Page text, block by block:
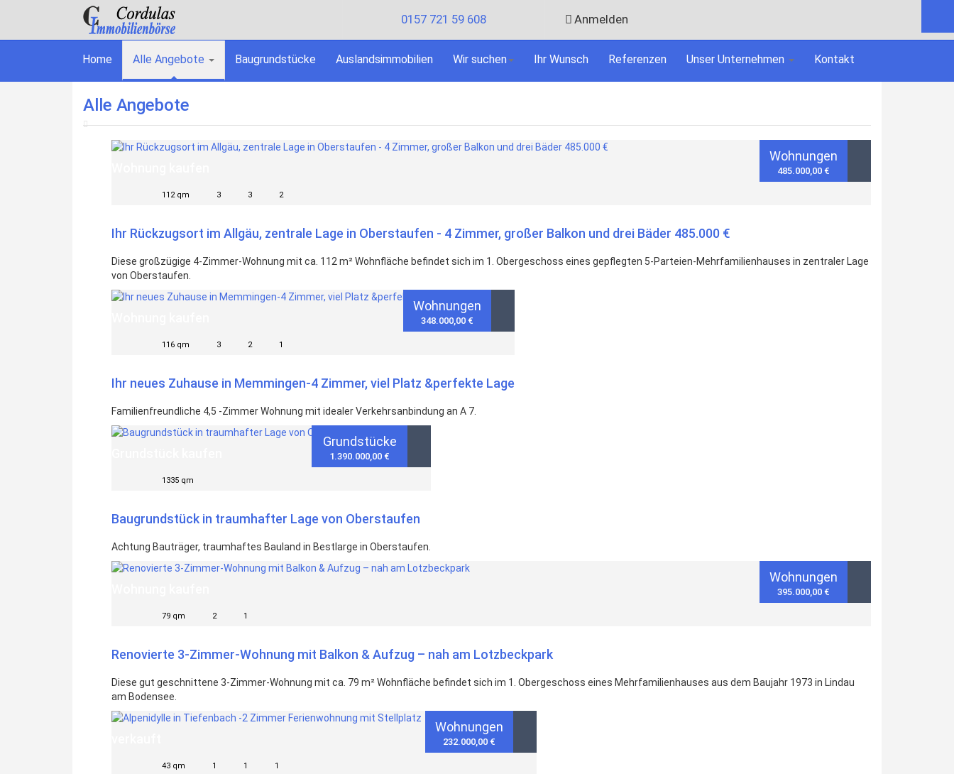
0157 721 59 608 Anmelden
Home Alle Angebote Baugrundstücke Auslandsimmobilien Wir suchen Ihr Wunsch Referenzen Unser Unternehmen Kontakt
Alle Angebote
Wohnungen
485.000,00 €
112 qm 3 3 2
Ihr Rückzugsort im Allgäu, zentrale Lage in Oberstaufen - 4 Zimmer, großer Balkon und drei Bäder 485.000 €
Diese großzügige 4-Zimmer-Wohnung mit ca. 112 m² Wohnfläche befindet sich im 1. Obergeschoss eines gepflegten 5-Parteien-Mehrfamilienhauses in zentraler Lage
von Oberstaufen.
Wohnungen
348.000,00 €
116 qm 3 2 1
Ihr neues Zuhause in Memmingen-4 Zimmer, viel Platz &perfekte Lage
Familienfreundliche 4,5 -Zimmer Wohnung mit idealer Verkehrsanbindung an A 7.
Grundstücke
1.390.000,00 €
1335 qm
Baugrundstück in traumhafter Lage von Oberstaufen
Achtung Bauträger, traumhaftes Bauland in Bestlarge in Oberstaufen.
Wohnungen
395.000,00 €
79 qm 2 1
Renovierte 3-Zimmer-Wohnung mit Balkon & Aufzug – nah am Lotzbeckpark
Diese gut geschnittene 3-Zimmer-Wohnung mit ca. 79 m² Wohnfläche befindet sich im 1. Obergeschoss eines Mehrfamilienhauses aus dem Baujahr 1973 in Lindau
am Bodensee.
Wohnungen
232.000,00 €
43 qm 1 1 1